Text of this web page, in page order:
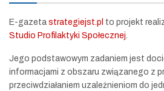
E-gazeta strategiejst.pl to projekt
Studio Profilaktyki Społecznej
Jego podstawowym zadaniem jest
informacjami z obszaru związanego z
przeciwdziałaniem uzależnieniom do